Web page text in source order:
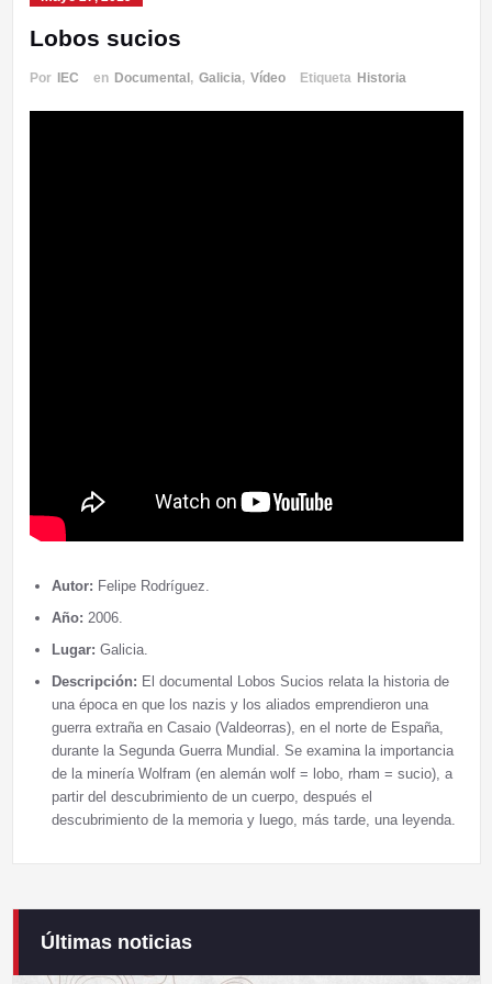
Lobos sucios
Por IEC en Documental , Galicia, Vídeo Etiqueta Historia
Autor: Felipe Rodríguez.
Año: 2006.
Lugar: Galicia.
Descripción: El documental Lobos Sucios relata la historia de
una época en que los nazis y los aliados emprendieron una
guerra extraña en Casaio (Valdeorras), en el norte de España,
durante la Segunda Guerra Mundial. Se examina la importancia
de la minería Wolfram (en alemán wolf = lobo, rham = sucio), a
partir del descubrimiento de un cuerpo, después el
descubrimiento de la memoria y luego, más tarde, una leyenda.
Últimas noticias